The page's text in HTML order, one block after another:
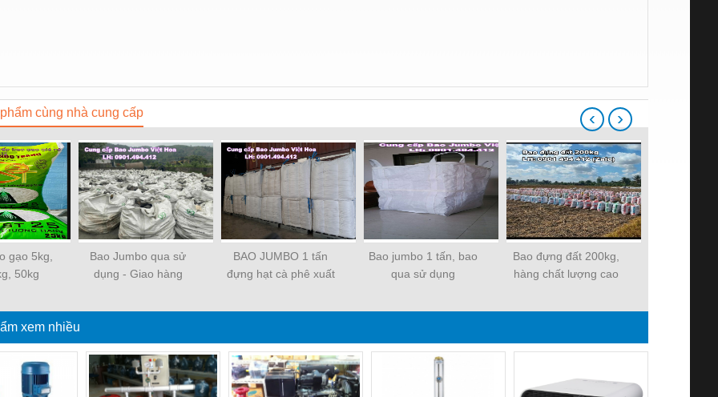
cùng nhà cung cấp
gạo 5kg,
50kg
Bao Jumbo qua sử
dụng - Giao hàng
BAO JUMBO 1 tấn
đựng hạt cà phê xuất
Bao jumbo 1 tấn, bao
qua sử dụng
Bao đựng đất 200kg,
hàng chất lượng cao
‹ ›
xem nhiều